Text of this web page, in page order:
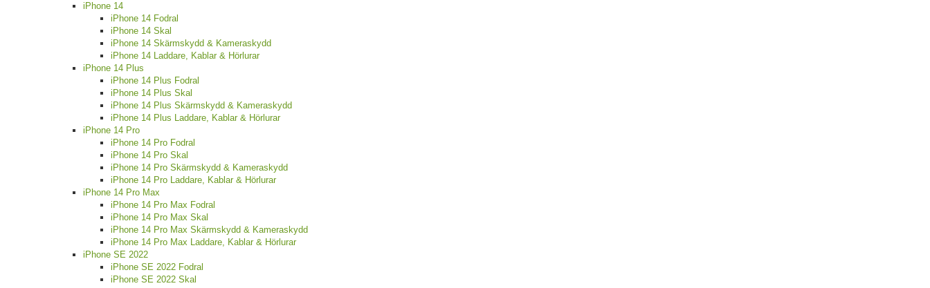
iPhone 14
iPhone 14 Fodral
iPhone 14 Skal
iPhone 14 Skärmskydd & Kameraskydd
iPhone 14 Laddare, Kablar & Hörlurar
iPhone 14 Plus
iPhone 14 Plus Fodral
iPhone 14 Plus Skal
iPhone 14 Plus Skärmskydd & Kameraskydd
iPhone 14 Plus Laddare, Kablar & Hörlurar
iPhone 14 Pro
iPhone 14 Pro Fodral
iPhone 14 Pro Skal
iPhone 14 Pro Skärmskydd & Kameraskydd
iPhone 14 Pro Laddare, Kablar & Hörlurar
iPhone 14 Pro Max
iPhone 14 Pro Max Fodral
iPhone 14 Pro Max Skal
iPhone 14 Pro Max Skärmskydd & Kameraskydd
iPhone 14 Pro Max Laddare, Kablar & Hörlurar
iPhone SE 2022
iPhone SE 2022 Fodral
iPhone SE 2022 Skal